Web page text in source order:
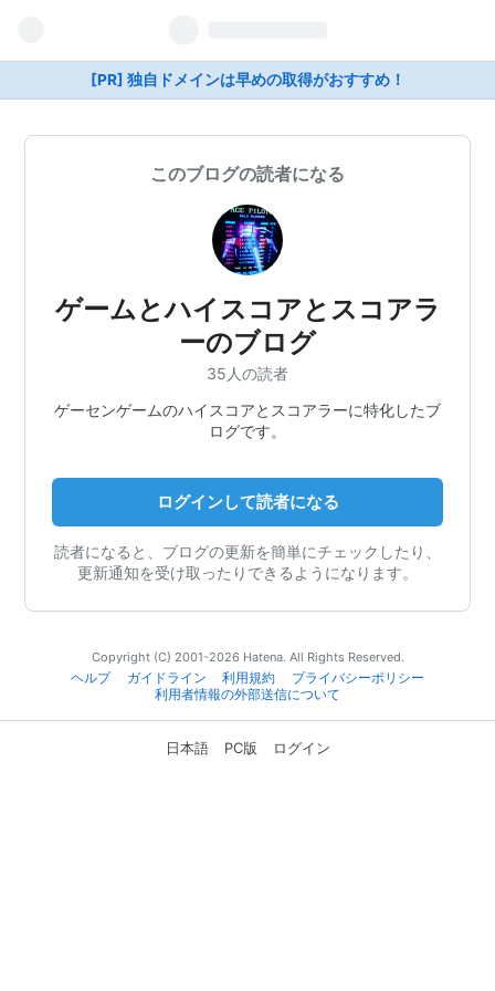
[PR] 独自ドメインは早めの取得がおすすめ！
このブログの読者になる
ゲームとハイスコアとスコアラ
ーのブログ
35人の読者
ゲーセンゲームのハイスコアとスコアラーに特化したブ
ログです。
ログインして読者になる
読者になると、ブログの更新を簡単にチェックしたり、
更新通知を受け取ったりできるようになります。
Copyright (C) 2001-2026 Hatena. All Rights Reserved.
ヘルプ
ガイドライン 利用規約
プライバシーポリシー
利用者情報の外部送信について
日本語 PC版 ログイン